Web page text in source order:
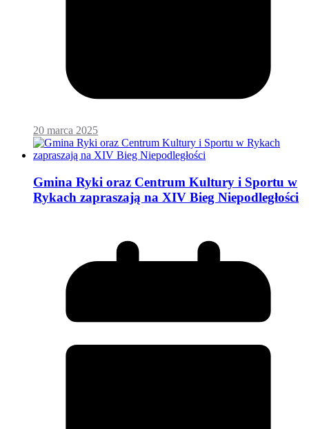
20 marca 2025
Gmina Ryki oraz Centrum Kultury i Sportu w
Rykach zapraszają na XIV Bieg Niepodległości